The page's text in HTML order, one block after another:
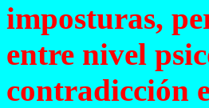
imposturas,
entre nivel
contradicción